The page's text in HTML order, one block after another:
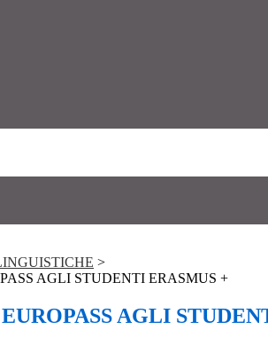
>
AGLI STUDENTI ERASMUS +
AGLI